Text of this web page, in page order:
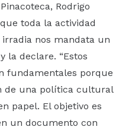
Rodrigo
toda la actividad
nos mandata un
la declare. “Estos
fundamentales porque
de una política cultural
papel. El objetivo es
un documento con